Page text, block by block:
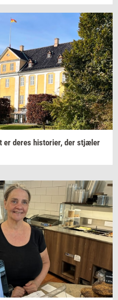
er deres hi­sto­ri­er, der stjæ­ler